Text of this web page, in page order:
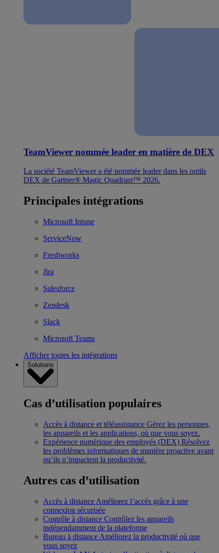
TeamViewer nommée leader en matière de DEX
La société TeamViewer a été nommée leader dans les outils
DEX de Gartner® Magic Quadrant™ 2026.
Principales intégrations
Microsoft Intune
ServiceNow
Freshworks
Jira
Salesforce
Zendesk
Slack
Microsoft Teams
Afficher toutes les intégrations
Solutions
Cas d’utilisation populaires
Accès à distance et téléassistance Gérez les personnes,
les appareils et les applications, où que vous soyez.
Expérience numérique des employés (DEX) Résolvez
les problèmes informatiques de manière proactive avant
qu’ils n’impactent la productivité.
Autres cas d’utilisation
Accès à distance Améliorez l’accès grâce à une
connexion sécurisée
Contrôle à distance Contrôlez les appareils
indépendamment de la plateforme
Bureau à distance Améliorez la productivité où que
vous soyez